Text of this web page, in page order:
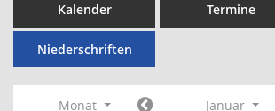
Kalender Termine
Niederschriften
Monat Januar